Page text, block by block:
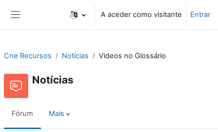
A aceder como visitante Entrar
Cne Recursos Notícias Videos no Glossário
Notícias
Fórum Mais